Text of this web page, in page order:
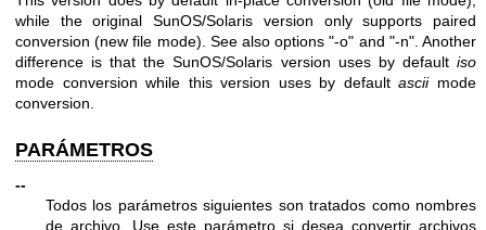
while the original SunOS/Solaris version only supports paired
conversion (new file mode). See also options"-o" and "-n". Another
difference is that the SunOS/Solaris version uses by default iso
mode conversion while this version uses by defaultasciimode
conversion.
PARÁMETROS
--
Todos los parámetros siguientes son tratados como nombres
de archivo. Use este parámetro si desea convertir archivos